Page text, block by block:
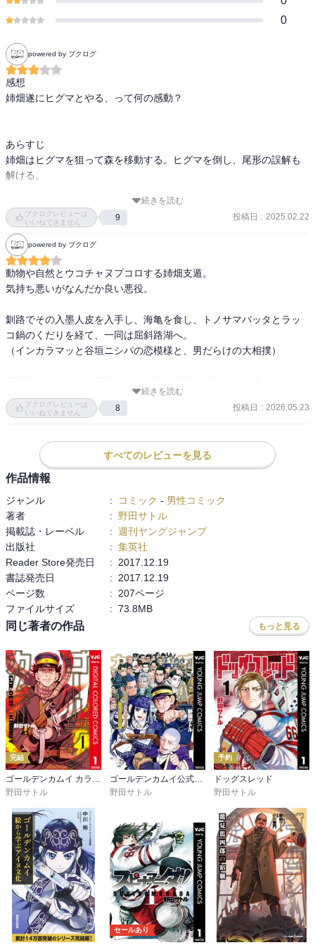
0
powered by ブクログ
感想
姉畑遂にヒグマとやる、って何の感動？
あらすじ
姉畑はヒグマを狙って森を移動する。ヒグマを倒し、尾形の誤解も
解ける。
尾形はアシリパの祖母からの伝言を伝える。白石と合流して釧路で
海亀漁を行う。
硫黄山で働かされていた監獄の囚人をまとめる都丹が入れ墨の持ち
主だと分かる。
続きを読む
ブクログレビューは
いいねできません
9 投稿日 : 2025.02.22
powered by ブクログ
動物や自然とウコチャヌプコロする姉畑支遁。
気持ち悪いがなんだか良い悪役。
釧路でその入墨人皮を入手し、海亀を食し、トノサマバッタとラッ
コ鍋のくだりを経て、一同は屈斜路湖へ。
（インカラマッと谷垣ニシパの恋模様と、男だらけの大相撲）
面。
続きを読む
ブクログレビューは
いいねできません
8 投稿日 : 2026.05.23
すべてのレビューを見る
作品情報
ジャンル : コミック - 男性コミック
著者
:
野田サトル
掲載誌・レーベル
: 週刊ヤングジャンプ
出版社
: 集英社
Reader Store発売日
:
2017.12.19
書誌発売日
:
2017.12.19
ページ数
:
207ページ
ファイルサイズ
: 73.8MB
同じ著者の作品 もっと見る
完結
ゴールデンカムイ カラー版
野田サトル
ゴールデンカムイ公式ファンブック 探究者たちの記録
野田サトル
予約
ドッグスレッド
野田サトル
セールあり